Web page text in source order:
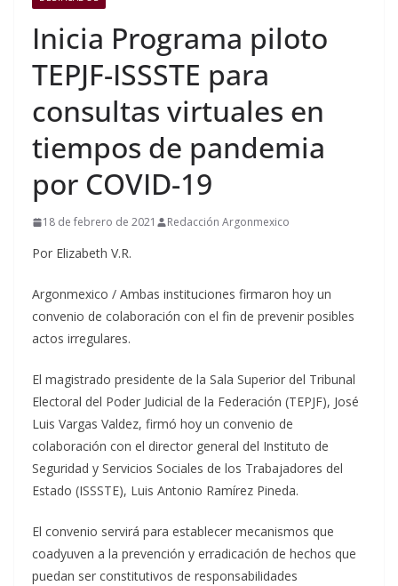
Inicia Programa piloto
TEPJF-ISSSTE para
consultas virtuales en
tiempos de pandemia
por COVID-19
18 de febrero de 2021 Redacción Argonmexico
Por Elizabeth V.R.
Argonmexico / Ambas instituciones firmaron hoy un
convenio de colaboración con el fin de prevenir posibles
actos irregulares.
El magistrado presidente de la Sala Superior del Tribunal
Electoral del Poder Judicial de la Federación (TEPJF), José
Luis Vargas Valdez, firmó hoy un convenio de
colaboración con el director general del Instituto de
Seguridad y Servicios Sociales de los Trabajadores del
Estado (ISSSTE), Luis Antonio Ramírez Pineda.
El convenio servirá para establecer mecanismos que
coadyuven a la prevención y erradicación de hechos que
puedan ser constitutivos de responsabilidades